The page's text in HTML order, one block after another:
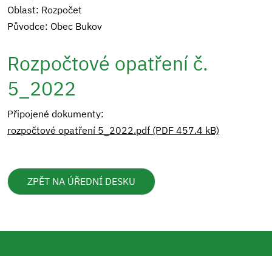
Oblast: Rozpočet
Původce: Obec Bukov
Rozpočtové opatření č.
5_2022
Připojené dokumenty:
rozpočtové opatření 5_2022.pdf (PDF 457.4 kB)
ZPĚT NA ÚŘEDNÍ DESKU